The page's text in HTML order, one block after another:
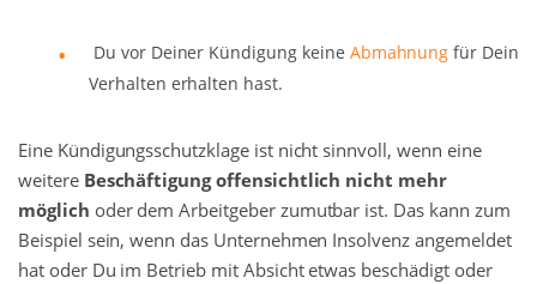
Du vor Deiner Kündigung keine Abmahnung für Dein
Verhalten erhalten hast.
Eine Kündigungsschutzklage ist nicht sinnvoll, wenn eine
weitere Beschäftigung offensichtlich nicht mehr
möglich oder dem Arbeitgeber zumutbar ist. Das kann zum
Beispiel sein, wenn das Unternehmen Insolvenz angemeldet
hat oder Du im Betrieb mit Absicht etwas beschädigt oder